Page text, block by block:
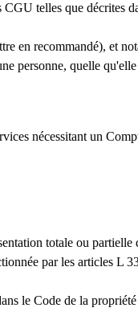
telles que
en recommandé), et
personne, quelle
nécessitant un
totale ou partielle
par les articles L
le Code de la